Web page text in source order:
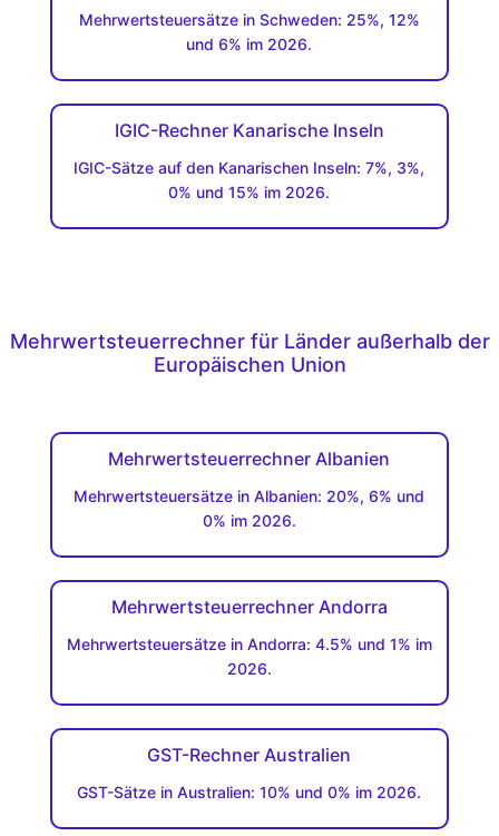
Mehrwertsteuersätze in Schweden: 25%, 12%
und 6% im 2026.
IGIC-Rechner Kanarische Inseln
IGIC-Sätze auf den Kanarischen Inseln: 7%, 3%,
0% und 15% im 2026.
Mehrwertsteuerrechner für Länder außerhalb der
Europäischen Union
Mehrwertsteuerrechner Albanien
Mehrwertsteuersätze in Albanien: 20%, 6% und
0% im 2026.
Mehrwertsteuerrechner Andorra
Mehrwertsteuersätze in Andorra: 4.5% und 1% im
2026.
GST-Rechner Australien
GST-Sätze in Australien: 10% und 0% im 2026.